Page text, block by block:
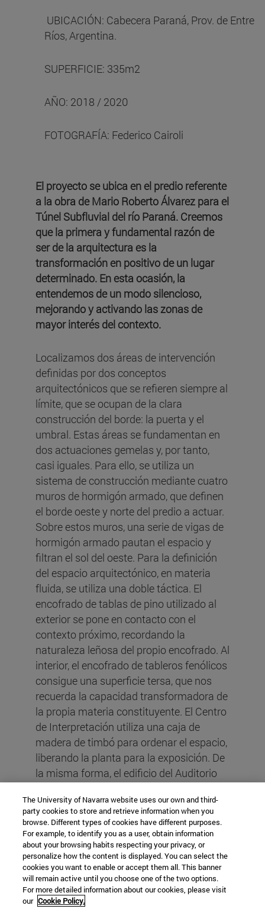
UBICACIÓN: Cabecera Paraná, Prov. de Entre
Ríos, Argentina.
SUPERFICIE: 335m2
AÑO: 2018 / 2020
FOTOGRAFÍA: Federico Cairoli
El proyecto se ubica en el predio referente
a la obra de Mario Roberto Álvarez para el
Túnel Subfluvial del río Paraná. Creemos
que la primera y fundamental razón de
ser de la arquitectura es la
transformación en positivo de un lugar
determinado. En esta ocasión, la
entendemos de un modo silencioso,
mejorando y activando las zonas de
mayor interés del contexto.
Localizamos dos áreas de intervención
definidas por dos conceptos
arquitectónicos que se refieren siempre al
límite, que se ocupan de la clara
construcción del borde: la puerta y el
umbral. Estas áreas se fundamentan en
dos actuaciones gemelas y, por tanto,
casi iguales. Para ello, se utiliza un
sistema de construcción mediante cuatro
muros de hormigón armado, que definen
el borde oeste y norte del predio a actuar.
Sobre estos muros, una serie de vigas de
hormigón armado pautan el espacio y
filtran el sol del oeste. Para la definición
del espacio arquitectónico, en materia
fluida, se utiliza una doble táctica. El
encofrado de tablas de pino utilizado al
exterior se pone en contacto con el
contexto próximo, recordando la
naturaleza leñosa del propio encofrado. Al
interior, el encofrado de tableros fenólicos
consigue una superficie tersa, que nos
recuerda la capacidad transformadora de
la propia materia constituyente. El Centro
de Interpretación utiliza una caja de
madera de timbó para ordenar el espacio,
liberando la planta para la exposición. De
la misma forma, el edificio del Auditorio
proyectual, sobre el cual aparecerá un
pabellón metálico de naturaleza
tectónica, desde donde mirar ambas
orillas del Río Paraná como fin del
recorrido. “La puerta y el umbral” es una
propuesta arquitectónica optimista, que,
con una clara vocación transformadora,
The University of Navarra website uses our own and third-
party cookies to store and retrieve information when you
browse. Different types of cookies have different purposes.
For example, to identify you as a user, obtain information
about your browsing habits respecting your privacy, or
personalize how the content is displayed. You can select the
cookies you want to enable or accept them all. This banner
will remain active until you choose one of the two options.
For more detailed information about our cookies, please visit
our Cookie Policy.